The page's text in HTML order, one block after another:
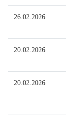
26.02.2026
20.02.2026
20.02.2026